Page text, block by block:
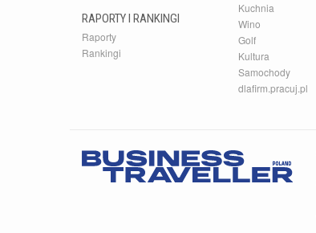
RAPORTY I RANKINGI
Raporty
Rankingi
Kuchnia
Wino
Golf
Kultura
Samochody
dlafirm.pracuj.pl